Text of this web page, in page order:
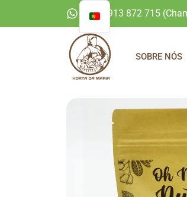
+351 913 872 715
SOBRE NÓS